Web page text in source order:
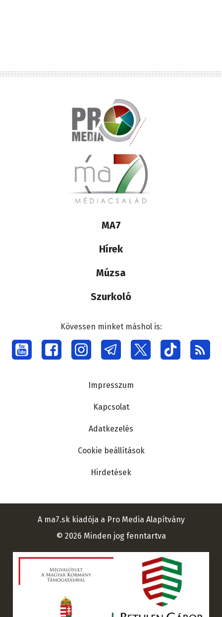
Lábléc
médiacsalád
MA7
Hírek
Múzsa
Szurkoló
Social
menu
Kövessen minket máshol is:
Impresszum
Kapcsolat
Adatkezelés
Cookie beállítások
Hirdetések
A ma7.sk kiadója a Pro Media Alapítvány
© 2026 Minden jog fenntartva